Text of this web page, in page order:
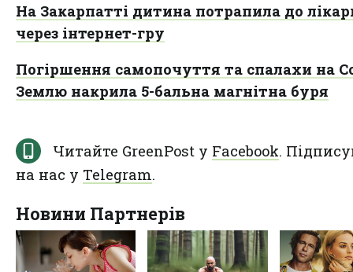
На Закарпатті дитина потрапила до
через інтернет-гру
Погіршення самопочуття та спалахи на
Землю накрила 5-бальна магнітна буря
Читайте GreenPost у Facebook.
на нас у Telegram.